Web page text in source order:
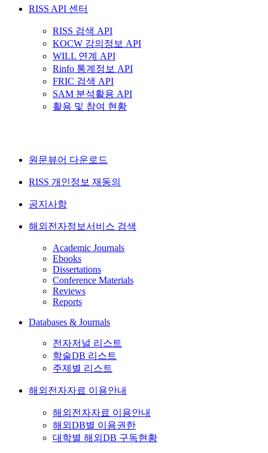
RISS API 센터
RISS 검색 API
KOCW 강의정보 API
WILL 연계 API
Rinfo 통계정보 API
FRIC 검색 API
SAM 분석활용 API
활용 및 참여 현황
원문뷰어 다운로드
RISS 개인정보 재동의
공지사항
해외전자정보서비스 검색
Academic Journals
Ebooks
Dissertations
Conference Materials
Reviews
Reports
Databases & Journals
전자저널 리스트
학술DB 리스트
주제별 리스트
해외전자자료 이용안내
해외전자자료 이용안내
해외DB별 이용권한
대학별 해외DB 구독현황